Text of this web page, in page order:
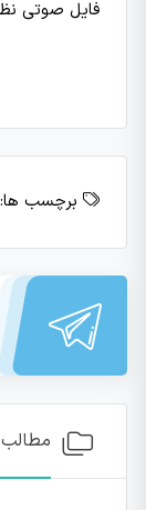
فایل صوتی نظر کاربر شماره 2 در
برچسب ها:
مطالب